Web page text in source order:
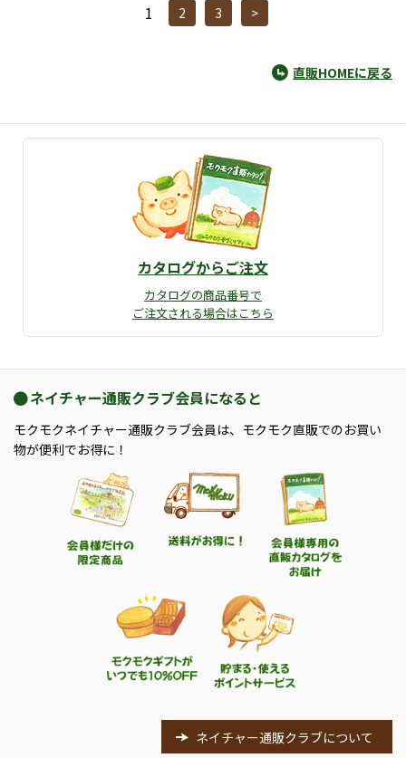
1 2 3 >
直販HOMEに戻る
カタログからご注文
カタログの商品番号で
ご注文される場合はこちら
ネイチャー通販クラブ会員になると
モクモクネイチャー通販クラブ会員は、モクモク直販でのお買い
物が便利でお得に！
ネイチャー通販クラブについて